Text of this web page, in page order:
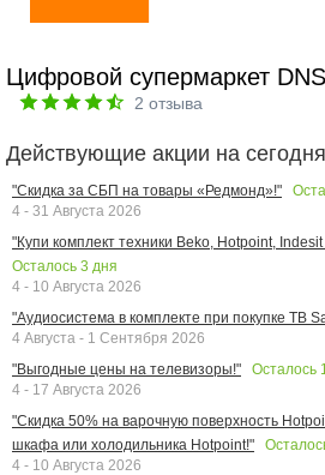
Цифровой супермаркет DNS
2 отзыва
Действующие акции на сегодня
"Скидка за СБП на товары «Редмонд»!"
4 - 31 Августа 2026
"Купи комплект техники Beko, Hotpoint,
Осталось 3 дня
4 - 10 Августа 2026
"Аудиосистема в комплекте при покупке ТВ
4 Августа - 1 Сентября 2026
"Выгодные цены на телевизоры!"
Осталось
4 - 17 Августа 2026
"Скидка 50% на варочную поверхность
шкафа или холодильника Hotpoint!"
4 - 10 Августа 2026